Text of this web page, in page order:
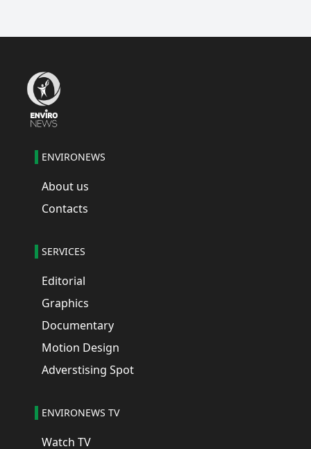
ENVIRONEWS
About us
Contacts
SERVICES
Editorial
Graphics
Documentary
Motion Design
Adverstising Spot
ENVIRONEWS TV
Watch TV